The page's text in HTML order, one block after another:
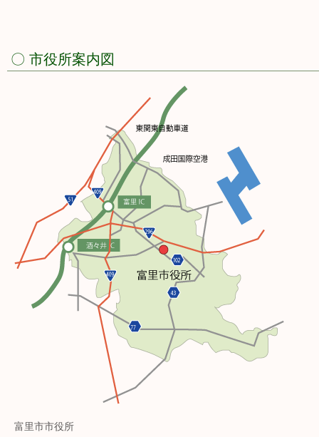
〇 市役所案内図
富里市市役所